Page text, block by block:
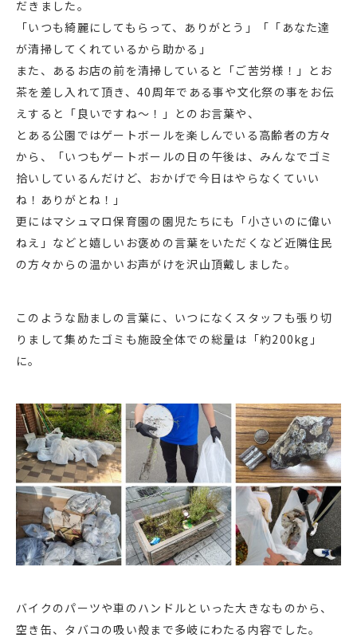
だきました。
「いつも綺麗にしてもらって、ありがとう」「「あなた達
が清掃してくれているから助かる」
また、あるお店の前を清掃していると「ご苦労様！」とお
茶を差し入れて頂き、40周年である事や文化祭の事をお伝
えすると「良いですね～！」とのお言葉や、
とある公園ではゲートボールを楽しんでいる高齢者の方々
から、「いつもゲートボールの日の午後は、みんなでゴミ
拾いしているんだけど、おかげで今日はやらなくていい
ね！ありがとね！」
更にはマシュマロ保育園の園児たちにも「小さいのに偉い
ねえ」などと嬉しいお褒めの言葉をいただくなど近隣住民
の方々からの温かいお声がけを沢山頂戴しました。
このような励ましの言葉に、いつになくスタッフも張り切
りまして集めたゴミも施設全体での総量は「約200kg」
に。
バイクのパーツや車のハンドルといった大きなものから、
空き缶、タバコの吸い殻まで多岐にわたる内容でした。